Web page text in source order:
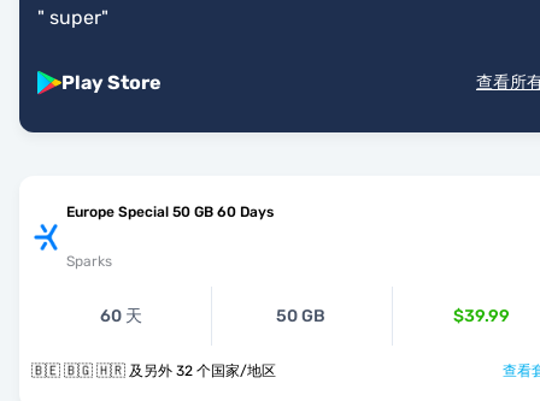
" super"
Play Store 查看所
Europe Special 50 GB 60 Days
Sparks
60 天 50 GB $39.99
🇧🇪 🇧🇬 🇭🇷 及另外 32 个国家/地区 查看